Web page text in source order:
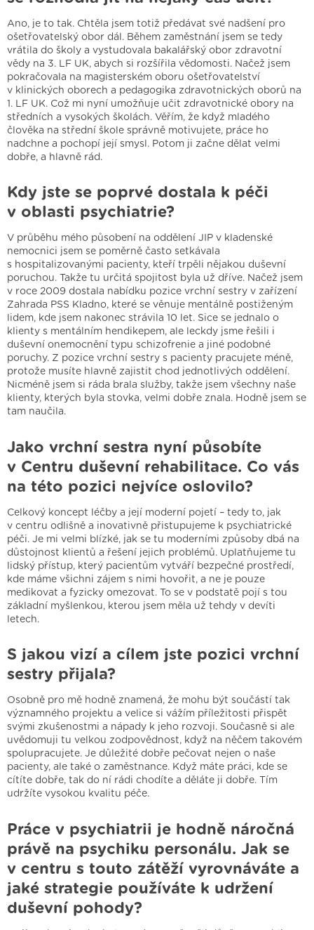
Ano, je to tak. Chtěla jsem totiž předávat své nadšení pro
ošetřovatelský obor dál. Během zaměstnání jsem se tedy
vrátila do školy a vystudovala bakalářský obor zdravotní
vědy na 3. LF UK, abych si rozšířila vědomosti. Načež jsem
pokračovala na magisterském oboru ošetřovatelství
v klinických oborech a pedagogika zdravotnických oborů na
1. LF UK. Což mi nyní umožňuje učit zdravotnické obory na
středních a vysokých školách. Věřím, že když mladého
člověka na střední škole správně motivujete, práce ho
nadchne a pochopí její smysl. Potom ji začne dělat velmi
dobře, a hlavně rád.
Kdy jste se poprvé dostala k péči
v oblasti psychiatrie?
V průběhu mého působení na oddělení JIP v kladenské
nemocnici jsem se poměrně často setkávala
s hospitalizovanými pacienty, kteří trpěli nějakou duševní
poruchou. Takže tu určitá spojitost byla už dříve. Načež jsem
v roce 2009 dostala nabídku pozice vrchní sestry v zařízení
Zahrada PSS Kladno, které se věnuje mentálně postiženým
lidem, kde jsem nakonec strávila 10 let. Sice se jednalo o
klienty s mentálním hendikepem, ale leckdy jsme řešili i
duševní onemocnění typu schizofrenie a jiné podobné
poruchy. Z pozice vrchní sestry s pacienty pracujete méně,
protože musíte hlavně zajistit chod jednotlivých oddělení.
Nicméně jsem si ráda brala služby, takže jsem všechny naše
klienty, kterých byla stovka, velmi dobře znala. Hodně jsem se
tam naučila.
Jako vrchní sestra nyní působíte
v Centru duševní rehabilitace. Co vás
na této pozici nejvíce oslovilo?
Celkový koncept léčby a její moderní pojetí – tedy to, jak
v centru odlišně a inovativně přistupujeme k psychiatrické
péči. Je mi velmi blízké, jak se tu moderními způsoby dbá na
důstojnost klientů a řešení jejich problémů. Uplatňujeme tu
lidský přístup, který pacientům vytváří bezpečné prostředí,
kde máme všichni zájem s nimi hovořit, a ne je pouze
medikovat a fyzicky omezovat. To se v podstatě pojí s tou
základní myšlenkou, kterou jsem měla už tehdy v devíti
letech.
S jakou vizí a cílem jste pozici vrchní
sestry přijala?
Osobně pro mě hodně znamená, že mohu být součástí tak
významného projektu a velice si vážím příležitosti přispět
svými zkušenostmi a nápady k jeho rozvoji. Současně si ale
uvědomuji tu velkou zodpovědnost, když na něčem takovém
spolupracujete. Je důležité dobře pečovat nejen o naše
pacienty, ale také o zaměstnance. Když máte práci, kde se
cítíte dobře, tak do ní rádi chodíte a děláte ji dobře. Tím
udržíte vysokou kvalitu péče.
Práce v psychiatrii je hodně náročná
právě na psychiku personálu. Jak se
v centru s touto zátěží vyrovnáváte a
jaké strategie používáte k udržení
duševní pohody?